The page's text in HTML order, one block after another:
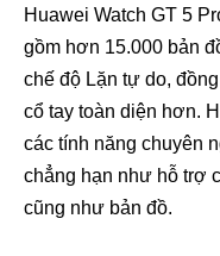
Huawei Watch GT 5
gồm hơn 15.000 bản
chế độ Lặn tự do,
cổ tay toàn diện hơn.
các tính năng chuyên
chẳng hạn như hỗ trợ
cũng như bản đồ.